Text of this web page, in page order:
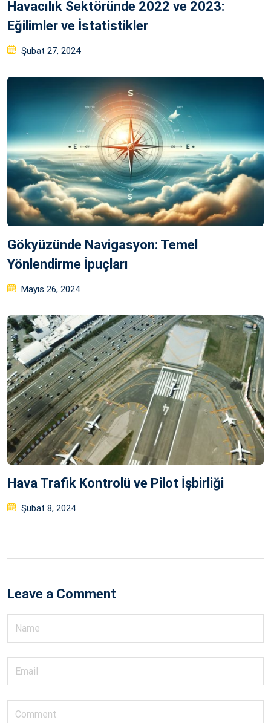
Havacılık Sektöründe 2022 ve 2023:
Eğilimler ve İstatistikler
Posted
Şubat 27, 2024
Gökyüzünde Navigasyon: Temel
Yönlendirme İpuçları
Posted
Mayıs 26, 2024
Hava Trafik Kontrolü ve Pilot İşbirliği
Posted
Şubat 8, 2024
Leave a Comment